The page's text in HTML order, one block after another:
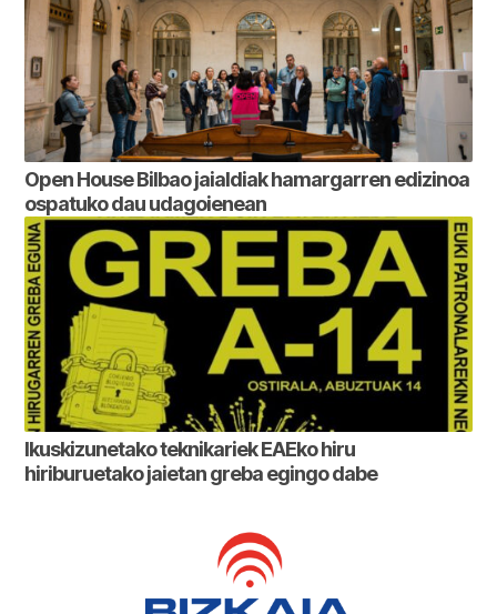
Open House Bilbao jaialdiak hamargarren edizinoa
ospatuko dau udagoienean
Ikuskizunetako teknikariek EAEko hiru
hiriburuetako jaietan greba egingo dabe